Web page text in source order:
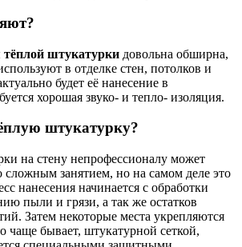
штукатурки довольна обширна,
в отделке стен, потолков и
будет её нанесение в
хорошая звуко- и тепло- изоляция.
штукатурку?
на стену непрофессионалу может
сложным занятием, но на самом деле это
нанесения начинается с обработки
пыли и грязи, а так же остатков
Затем некоторые места укрепляются
чаще бывает, штукатурной сеткой,